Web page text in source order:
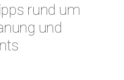
rund um
und